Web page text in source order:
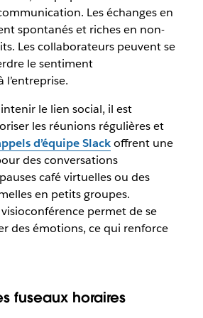
Les échanges en
spontanés et riches en non-
Les collaborateurs peuvent se
le sentiment
l’entreprise.
le lien social, il est
les réunions régulières et
d’équipe Slackoffrent une
des conversations
café virtuelles ou des
en petits groupes.
permet de se
des émotions, ce qui renforce
fuseaux horaires